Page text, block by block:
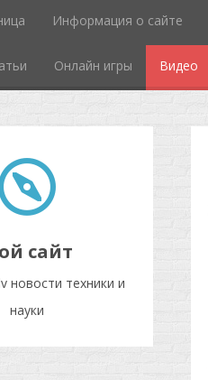
Информация о сайте
Онлайн игры Видео
сайт
новости техники и
науки